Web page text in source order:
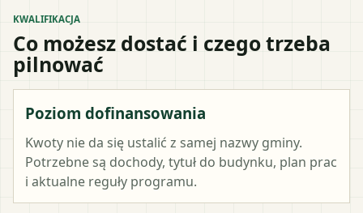
KWALIFIKACJA
Co możesz dostać i czego trzeba
pilnować
Poziom dofinansowania
Kwoty nie da się ustalić z samej nazwy gminy.
Potrzebne są dochody, tytuł do budynku, plan prac
i aktualne reguły programu.